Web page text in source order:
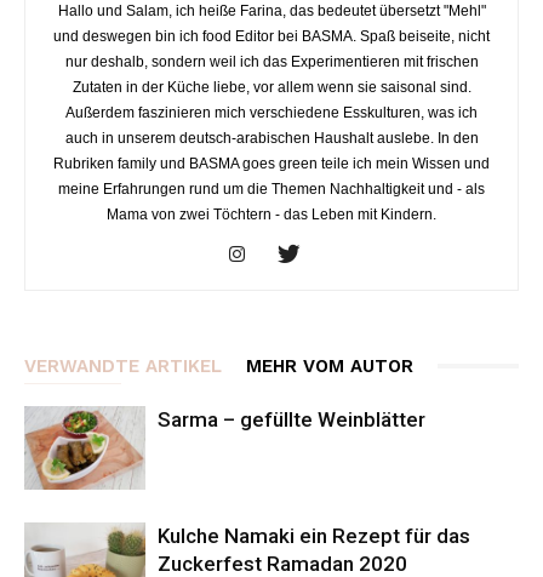
Hallo und Salam, ich heiße Farina, das bedeutet übersetzt "Mehl"
und deswegen bin ich food Editor bei BASMA. Spaß beiseite, nicht
nur deshalb, sondern weil ich das Experimentieren mit frischen
Zutaten in der Küche liebe, vor allem wenn sie saisonal sind.
Außerdem faszinieren mich verschiedene Esskulturen, was ich
auch in unserem deutsch-arabischen Haushalt auslebe. In den
Rubriken family und BASMA goes green teile ich mein Wissen und
meine Erfahrungen rund um die Themen Nachhaltigkeit und - als
Mama von zwei Töchtern - das Leben mit Kindern.
VERWANDTE ARTIKEL MEHR VOM AUTOR
Sarma – gefüllte Weinblätter
Kulche Namaki ein Rezept für das
Zuckerfest Ramadan 2020